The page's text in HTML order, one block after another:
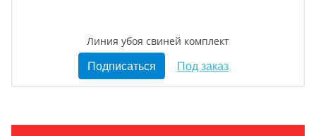
Линия убоя свиней комплект
Подписаться Под заказ